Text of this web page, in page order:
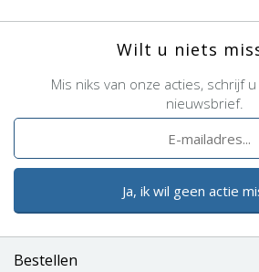
Wilt u niets
Mis niks van onze acties, schrijf
nieuwsbrief.
Ja, ik wil geen actie
Bestellen